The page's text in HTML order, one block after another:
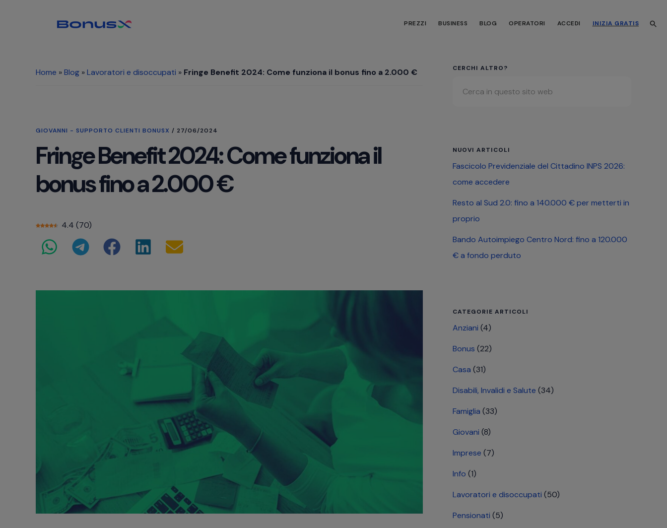
PREZZI BUSINESS BLOG OPERATORI ACCEDI INIZIA GRATIS
Home »Blog »Lavoratori e disoccupati » Fringe Benefit 2024: Come funziona il bonus fino a 2.000 €
GIOVANNI - SUPPORTO CLIENTI BONUSX / 27/06/2024
Fringe Benefit 2024: Come funziona il
bonus fino a 2.000 €
4.4 (70)
Barra
laterale
CERCHI ALTRO?
web
NUOVI ARTICOLI
Fascicolo Previdenziale del Cittadino INPS 2026:
come accedere
Resto al Sud 2.0: fino a 140.000 € per metterti in
proprio
Bando Autoimpiego Centro Nord: fino a 120.000
€ a fondo perduto
CATEGORIE ARTICOLI
Anziani (4)
Bonus (22)
Casa (31)
Disabili, Invalidi e Salute (34)
Famiglia (33)
Giovani (8)
Imprese (7)
Info (1)
Lavoratori e disoccupati (50)
Pensionati (5)